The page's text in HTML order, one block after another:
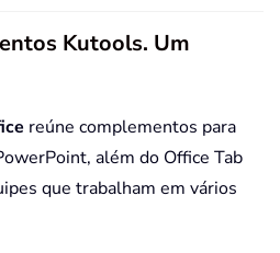
Kutools. Um
reúne complementos para
além do Office Tab
que trabalham em vários